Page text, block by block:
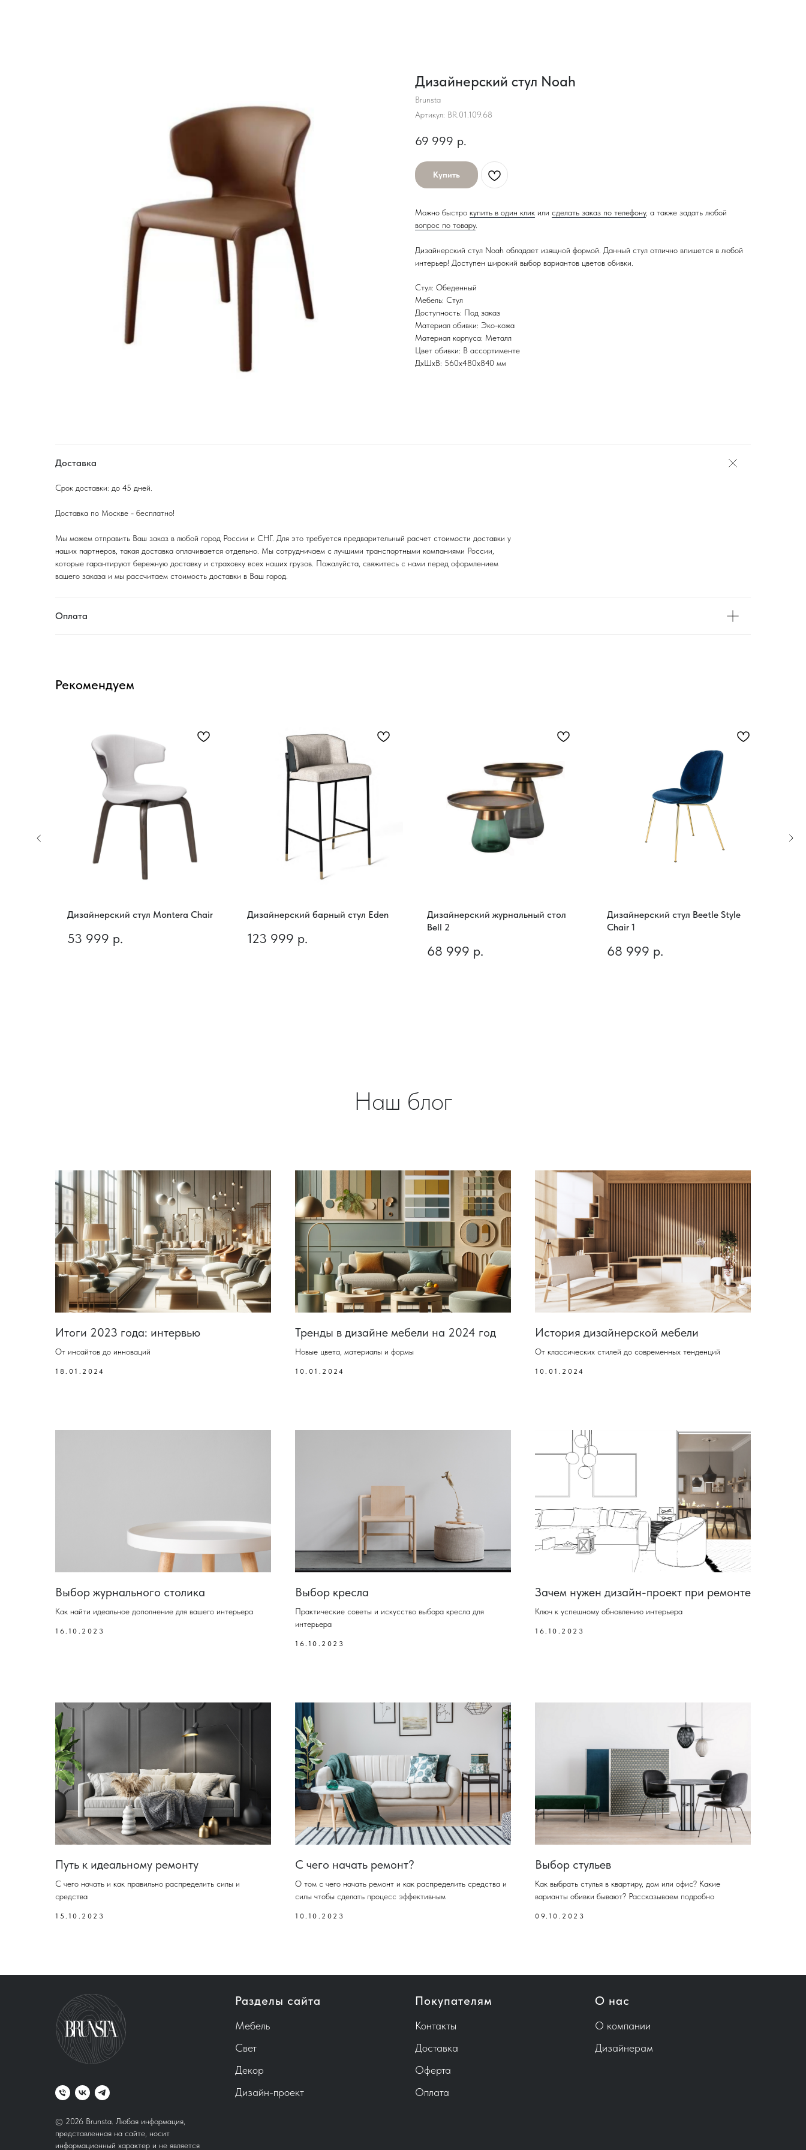
Дизайнерский стул Noah
Brunsta
Артикул: BR.01.109.68
69 999 р.
Купить
Можно быстро купить в один клик или сделать заказ по телефону, а также задать любой
вопрос по товару.
Дизайнерский стул Noah обладает изящной формой. Данный стул отлично впишется в любой
интерьер! Доступен широкий выбор вариантов цветов обивки.
Стул: Обеденный
Мебель: Стул
Доступность: Под заказ
Материал обивки: Эко-кожа
Материал корпуса: Металл
Цвет обивки: В ассортименте
ДxШxВ: 560x480x840 мм
Доставка
Срок доставки: до 45 дней.
Доставка по Москве - бесплатно!
Мы можем отправить Ваш заказ в любой город России и СНГ. Для это требуется предварительный расчет стоимости доставки у
наших партнеров, такая доставка оплачивается отдельно. Мы сотрудничаем с лучшими транспортными компаниями России,
которые гарантируют бережную доставку и страховку всех наших грузов. Пожалуйста, свяжитесь с нами перед оформлением
вашего заказа и мы рассчитаем стоимость доставки в Ваш город.
Оплата
Рекомендуем
Дизайнерский стул Montera Chair
53 999 р.
Дизайнерский барный стул Eden
123 999 р.
Дизайнерский журнальный стол
Bell 2
68 999 р.
Дизайнерский стул Beetle Style
Chair 1
68 999 р.
Наш блог
Итоги 2023 года: интервью
От инсайтов до инноваций
18.01.2024
Тренды в дизайне мебели на 2024 год
Новые цвета, материалы и формы
10.01.2024
История дизайнерской мебели
От классических стилей до современных тенденций
10.01.2024
Выбор журнального столика
Как найти идеальное дополнение для вашего интерьера
16.10.2023
Выбор кресла
Практические советы и искусство выбора кресла для
интерьера
16.10.2023
Зачем нужен дизайн-проект при ремонте
Ключ к успешному обновлению интерьера
16.10.2023
Путь к идеальному ремонту
С чего начать и как правильно распределить силы и
средства
15.10.2023
С чего начать ремонт?
О том с чего начать ремонт и как распределить средства и
силы чтобы сделать процесс эффективным
10.10.2023
Выбор стульев
Как выбрать стулья в квартиру, дом или офис? Какие
варианты обивки бывают? Рассказываем подробно
09.10.2023
© 2026 Brunsta. Любая информация,
представленная на сайте, носит
информационный характер и не является
Разделы сайта
Мебель
Свет
Декор
Дизайн-проект
Покупателям
Контакты
Доставка
Оферта
Оплата
О нас
О компании
Дизайнерам